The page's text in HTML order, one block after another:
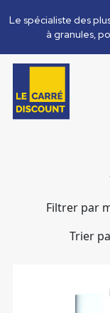
Le spécialiste des
à granules,
Filtrer par
Trier